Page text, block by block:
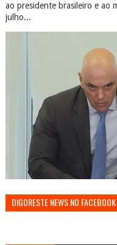
ao presidente brasileiro e ao
julho...
DIGORESTE NEWS NO FACEBOOK